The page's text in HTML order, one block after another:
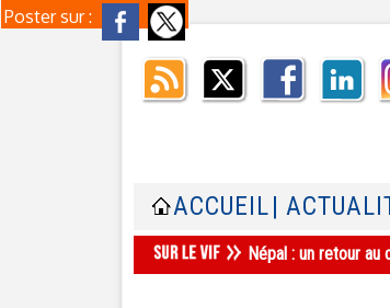
Poster sur :
ACCUEIL |
Népal : un retour